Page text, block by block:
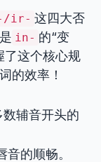
ir- 这四大否
in- 的“变
了这个核心规
的效率！
数辅音开头的
的顺畅。